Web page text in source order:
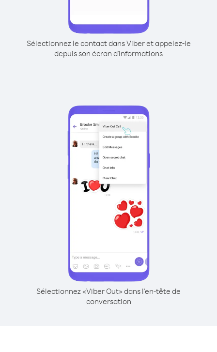
Sélectionnez le contact dans Viber et appelez-le
depuis son écran d'informations
Sélectionnez «Viber Out» dans l'en-tête de
conversation